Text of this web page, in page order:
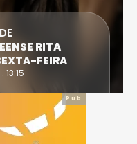
RITA
FEIRA
13:15
Pub